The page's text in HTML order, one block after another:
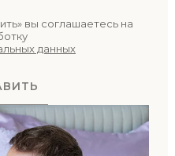
вы соглашаетесь на
данных